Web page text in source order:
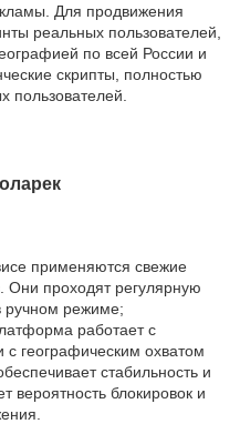
Для продвижения
реальных пользователей,
по всей России и
скрипты, полностью
пользователей.
применяются свежие
проходят регулярную
ручном режиме;
работает с
географическим охватом
стабильность и
вероятность блокировок и